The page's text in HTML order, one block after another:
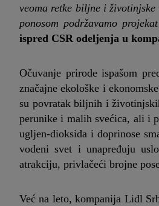
veoma retke biljne i
ponosom podržavamo
ispred CSR odeljenja u
Očuvanje prirode ispašom
značajne ekološke i
su povratak biljnih i
perunike i malih svećica, ali i
ugljen-dioksida i doprinose
vodeni svet i unapređuju
atrakciju, privlačeći brojne
Već na leto, kompanija Lidl